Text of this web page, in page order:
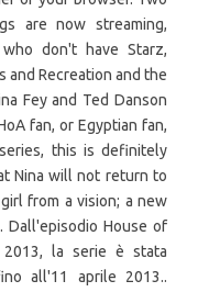
are now streaming,
don't have Starz,
and Recreation and the
Fey and Ted Danson
fan, or Egyptian fan,
this is definitely
Nina will not return to
from a vision; a new
Dall'episodio House of
2013, la serie è stata
all'11 aprile 2013..